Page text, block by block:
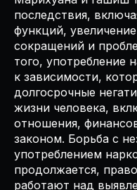
последствия,
функций,
сокращений и
того, употребление
к зависимости,
долгосрочные
жизни человека,
отношения,
законом. Борьба с
употреблением
продолжается,
работают над